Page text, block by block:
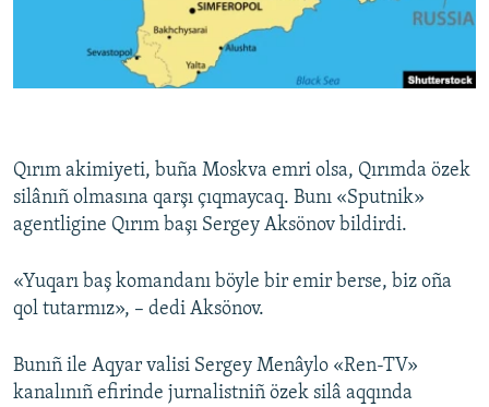
Русский
Українською
Qırım akimiyeti, buña Moskva emri olsa, Qırımda özek
silânıñ olmasına qarşı çıqmaycaq. Bunı «Sputnik»
agentligine Qırım başı Sergey Aksönov bildirdi.
«Yuqarı baş komandanı böyle bir emir berse, biz oña
qol tutarmız», – dedi Aksönov.
Bunıñ ile Aqyar valisi Sergey Menâylo «Ren-TV»
kanalınıñ efirinde jurnalistniñ özek silâ aqqında